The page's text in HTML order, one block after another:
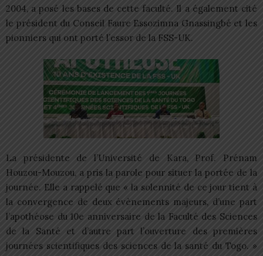
2004, a posé les bases de cette faculté. Il a également cité
le président du Conseil Faure Essozimna Gnassingbé et les
pionniers qui ont porté l’essor de la FSS-UK.
La présidente de l’Université de Kara, Prof. Prénam
Houzou-Mouzou, a pris la parole pour situer la portée de la
journée. Elle a rappelé que « la solennité de ce jour tient à
la convergence de deux évènements majeurs, d’une part
l’apothéose du 10e anniversaire de la Faculté des Sciences
de la Santé et d’autre part l’ouverture des premières
journées scientifiques des sciences de la santé du Togo. »